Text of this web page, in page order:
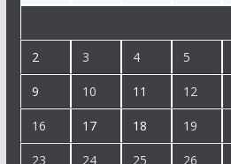
2 3 4 5
9 10 11 12
16 17 18 19
23 24 25 26